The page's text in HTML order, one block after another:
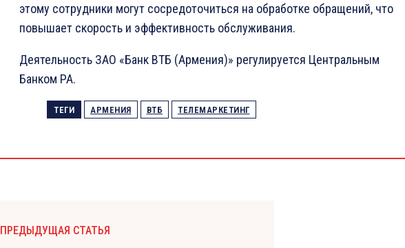
этому сотрудники могут сосредоточиться на обработке обращений, что
повышает скорость и эффективность обслуживания.
Деятельность ЗАО «Банк ВТБ (Армения)» регулируется Центральным
Банком РА.
ТЕГИ АРМЕНИЯ ВТБ ТЕЛЕМАРКЕТИНГ
ПРЕДЫДУЩАЯ СТАТЬЯ